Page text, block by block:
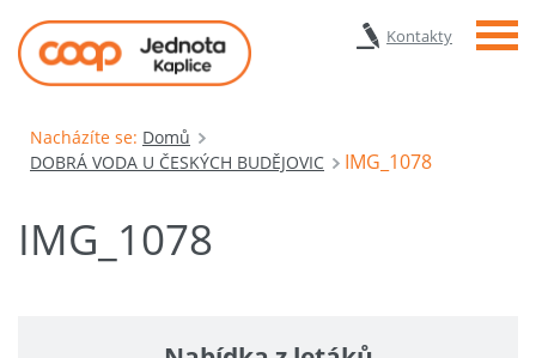
Kontakty Menu
Nacházíte se: Domů
DOBRÁ VODA U ČESKÝCH BUDĚJOVIC
IMG_1078
IMG_1078